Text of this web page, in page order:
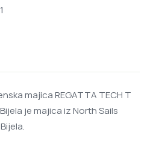
majica REGATTA TECH T
je majica iz North Sails